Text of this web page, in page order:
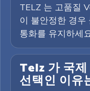
TELZ 는 고품질
이 불안정한 경우
통화를 유지하세
Telz 가 국
선택인 이유